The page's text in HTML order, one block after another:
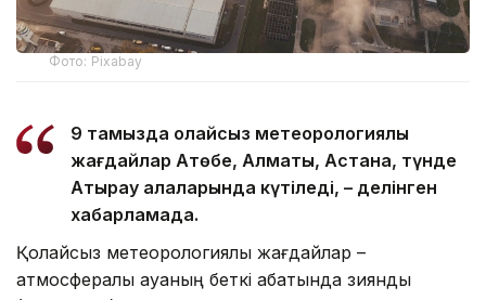
Фото: Pixabay
9 тамызда қолайсыз метеорологиялық
жағдайлар Ақтөбе, Алматы, Астана, түнде
Атырау қалаларында күтіледі, – делінген
хабарламада.
Қолайсыз метеорологиялық жағдайлар –
атмосфералық ауаның беткі қабатында зиянды